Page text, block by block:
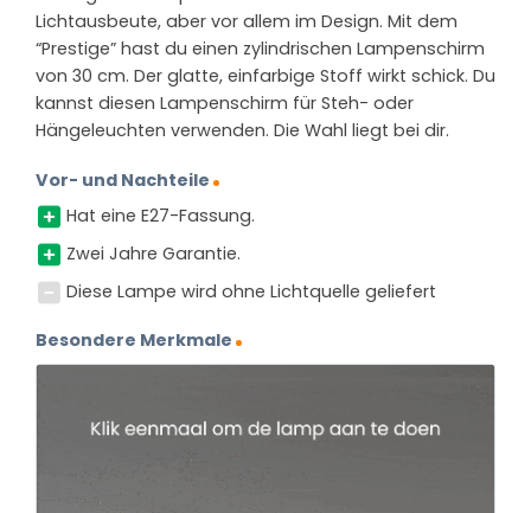
Lichtausbeute, aber vor allem im Design. Mit dem
“Prestige” hast du einen zylindrischen Lampenschirm
von 30 cm. Der glatte, einfarbige Stoff wirkt schick. Du
kannst diesen Lampenschirm für Steh- oder
Hängeleuchten verwenden. Die Wahl liegt bei dir.
Vor- und Nachteile
Hat eine E27-Fassung.
Zwei Jahre Garantie.
Diese Lampe wird ohne Lichtquelle geliefert
Besondere Merkmale